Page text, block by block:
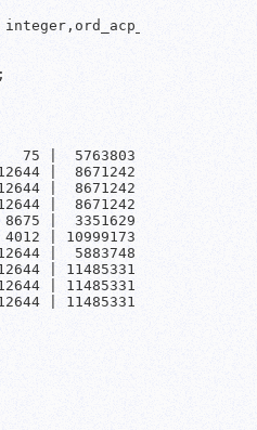
75 |  5763803
|  8671242
|  8671242
|  8671242
|  3351629
| 10999173
|  5883748
| 11485331
| 11485331
| 11485331